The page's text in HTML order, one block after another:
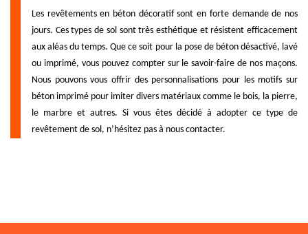
Les revêtements en béton décoratif sont en forte demande de nos
jours. Ces types de sol sont très esthétique et résistent efficacement
aux aléas du temps. Que ce soit pour la pose de béton désactivé, lavé
ou imprimé, vous pouvez compter sur le savoir-faire de nos maçons.
Nous pouvons vous offrir des personnalisations pour les motifs sur
béton imprimé pour imiter divers matériaux comme le bois, la pierre,
le marbre et autres. Si vous êtes décidé à adopter ce type de
revêtement de sol, n’hésitez pas à nous contacter.